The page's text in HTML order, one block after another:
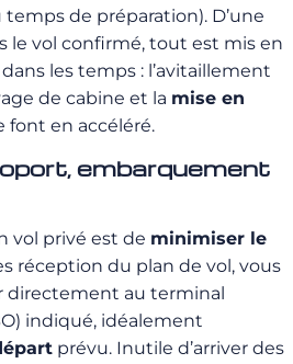
de préparation). D’une
le vol confirmé, tout est mis en
les temps : l’avitaillement
de cabine et la mise en
font en accéléré.
embarquement
vol privé est de minimiser le
réception du plan de vol, vous
directement au terminal
indiqué, idéalement
prévu. Inutile d’arriver des